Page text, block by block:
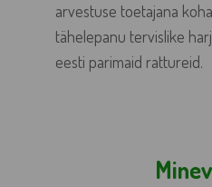
arvestuse toetajana
tähelepanu tervislike
eesti parimaid rattureid.